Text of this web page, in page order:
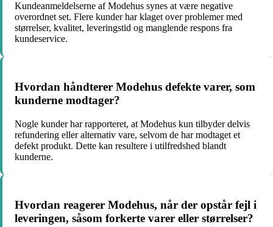
Kundeanmeldelserne af Modehus synes at være negative
overordnet set. Flere kunder har klaget over problemer med
størrelser, kvalitet, leveringstid og manglende respons fra
kundeservice.
Hvordan håndterer Modehus defekte varer, som
kunderne modtager?
Nogle kunder har rapporteret, at Modehus kun tilbyder delvis
refundering eller alternativ vare, selvom de har modtaget et
defekt produkt. Dette kan resultere i utilfredshed blandt
kunderne.
Hvordan reagerer Modehus, når der opstår fejl i
leveringen, såsom forkerte varer eller størrelser?